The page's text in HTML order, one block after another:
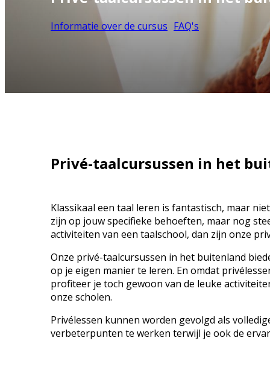
Informatie over de cursus FAQ's
Privé-taalcursussen in het
Klassikaal een taal leren is fantastisch, maar
zijn op jouw specifieke behoeften, maar nog
activiteiten van een taalschool, dan zijn onze
Onze privé-taalcursussen in het buitenland
op je eigen manier te leren. En omdat
profiteer je toch gewoon van de leuke
onze scholen.
Privélessen kunnen worden gevolgd als
verbeterpunten te werken terwijl je ook de